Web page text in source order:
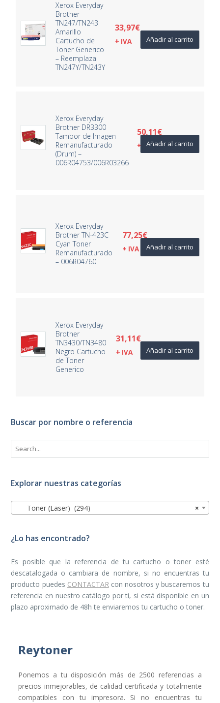
Xerox Everyday
Brother
TN247/TN243
Amarillo
Cartucho de
Toner Generico
– Reemplaza
TN247Y/TN243Y
33,97€
+ IVA Añadir al carrito
Xerox Everyday
Brother DR3300
Tambor de Imagen
Remanufacturado
(Drum) –
006R04753/006R03266
50,11€
+ IVAAñadir al carrito
Xerox Everyday
Brother TN-423C
Cyan Toner
Remanufacturado
– 006R04760
77,25€
+ IVA Añadir al carrito
Xerox Everyday
Brother
TN3430/TN3480
Negro Cartucho
de Toner
Generico
31,11€
+ IVA Añadir al carrito
Buscar por nombre o referencia
Explorar nuestras categorías
×
Toner (Laser) (294)
¿Lo has encontrado?
Es posible que la referencia de tu cartucho o toner esté
descatalogada o cambiara de nombre, si no encuentras tu
producto puedes CONTACTARcon nosotros y buscaremos tu
referencia en nuestro catálogo por ti, si está disponible en un
plazo aproximado de 48h te enviaremos tu cartucho o toner.
Reytoner
Ponemos a tu disposición más de 2500 referencias a
precios inmejorables, de calidad certificada y totalmente
compatibles con tu impresora. Si no encuentras tu